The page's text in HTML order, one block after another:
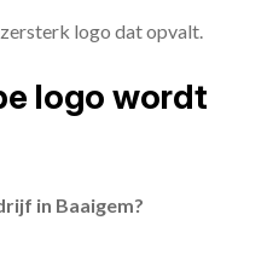
logo dat opvalt.
logo wordt
in Baaigem?